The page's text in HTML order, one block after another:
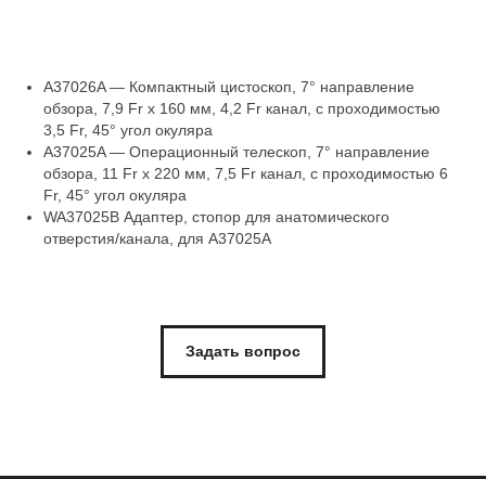
A37026A — Компактный цистоскоп, 7° направление
обзора, 7,9 Fr x 160 мм, 4,2 Fr канал, с проходимостью
3,5 Fr, 45° угол окуляра
A37025A — Операционный телескоп, 7° направление
обзора, 11 Fr x 220 мм, 7,5 Fr канал, с проходимостью 6
Fr, 45° угол окуляра
WA37025B Адаптер, стопор для анатомического
отверстия/канала, для A37025A
Задать вопрос